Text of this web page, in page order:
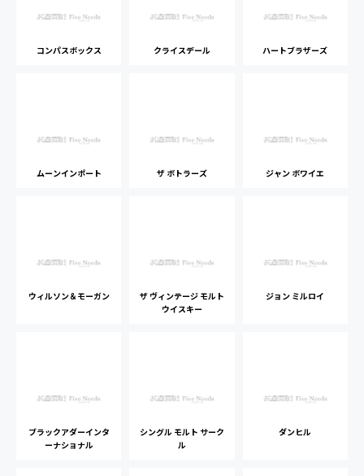
コンパスボックス クライスデール ハートブラザーズ
ムーンインポート ザ ボトラーズ ジャン ボワイエ
ウィルソン＆モーガン
ザ ヴィンテージ モルト
ウイスキー
ジョン ミルロイ
ブラックアダーインタ
ーナショナル
シングル モルト サーク
ル
ダンヒル